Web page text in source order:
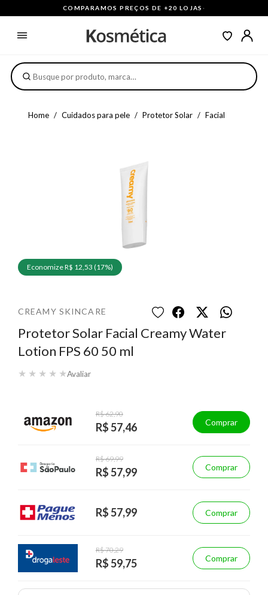
COMPARAMOS PREÇOS DE +20 LOJAS ·
Home Cuidados para pele Protetor Solar Facial
Economize R$ 12,53 (17%)
CREAMY SKINCARE
Protetor Solar Facial Creamy Water
Lotion FPS 60 50 ml
★ ★ ★ ★ ★Avaliar
R$ 62,90
R$ 57,46 Comprar
R$ 69,99
R$ 57,99 Comprar
R$ 57,99 Comprar
R$ 70,29
R$ 59,75 Comprar